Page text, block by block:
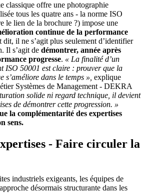
classique offre une photographie
tous les quatre ans - la norme ISO
le lien de la brochure ?) impose une
continue de la performance
dit, il ne s’agit plus seulement d’identifier
Il s’agit de démontrer, année après
progresse. « La finalité d’un
ISO 50001 est claire : prouver que la
s’améliore dans le temps », explique
Systèmes de Management - DEKRA
solide ni regard technique, il devient
de démontrer cette progression. »
la complémentarité des expertises
sens.
- Faire circuler la
industriels exigeants, les équipes de
désormais structurante dans les